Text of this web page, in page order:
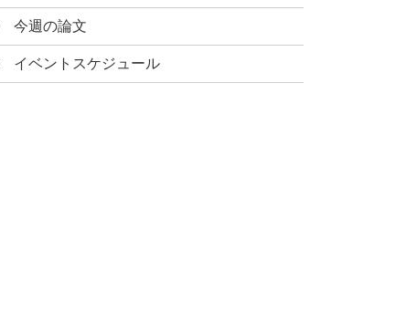
今週の論文
イベントスケジュール